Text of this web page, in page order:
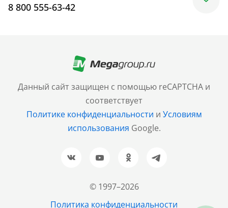
© 1997–2026
Политика конфиденциальности
Данный сайт защищен с помощью reCAPTCHA и
соответствует
Политике конфиденциальности и Условиям
использования Google.
8 800 555-63-42
+7 (499) 705-30-10
Санкт-Петербург
+7 (812) 600-77-33
Барнаул
+7 (961) 999-93-93
Новосибирск